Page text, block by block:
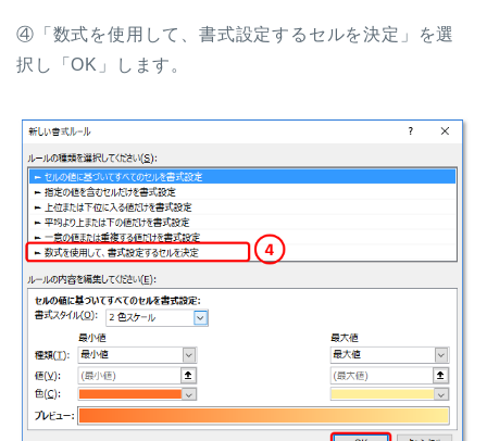
④「数式を使用して、書式設定するセルを決定」を選
択し「OK」します。